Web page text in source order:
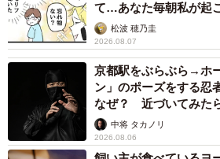
前までできなかったことが着実にで
のを見ると嬉しいですが、それに伴
移動して猫エサを触ろうとするなど
てきました。子どもは一人目なので
変だとは思いますが、息子に合わせ
きたいです。
て…あなた毎朝私が起
松波 穂乃圭
2026.08.07
京都駅をぶらぶら→ホ
ン」のポーズをする
なぜ？ 近づいてみた
未熟」中将 タカノリ
2026.08.06